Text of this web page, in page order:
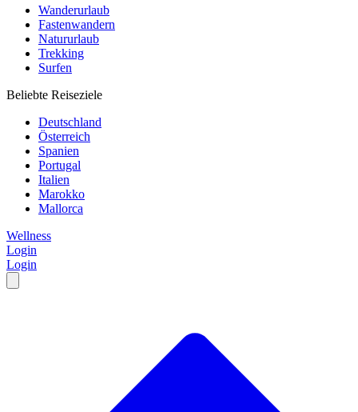
Wanderurlaub
Fastenwandern
Natururlaub
Trekking
Surfen
Beliebte Reiseziele
Deutschland
Österreich
Spanien
Portugal
Italien
Marokko
Mallorca
Wellness
Login
Login